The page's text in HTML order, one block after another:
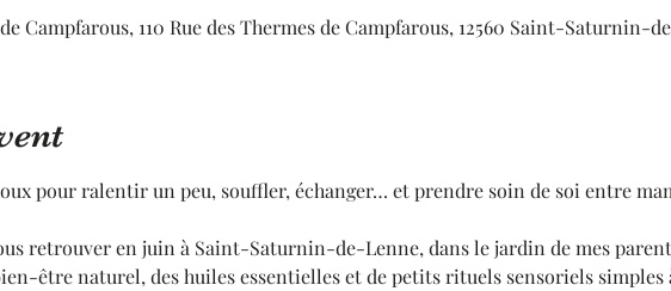
de Campfarous, 110 Rue des Thermes de Campfarous, 12560 Saint-Saturnin-
pour ralentir un peu, souffler, échanger… et prendre soin de soi entre
retrouver en juin à Saint-Saturnin-de-Lenne, dans le jardin de mes
être naturel, des huiles essentielles et de petits rituels sensoriels simples